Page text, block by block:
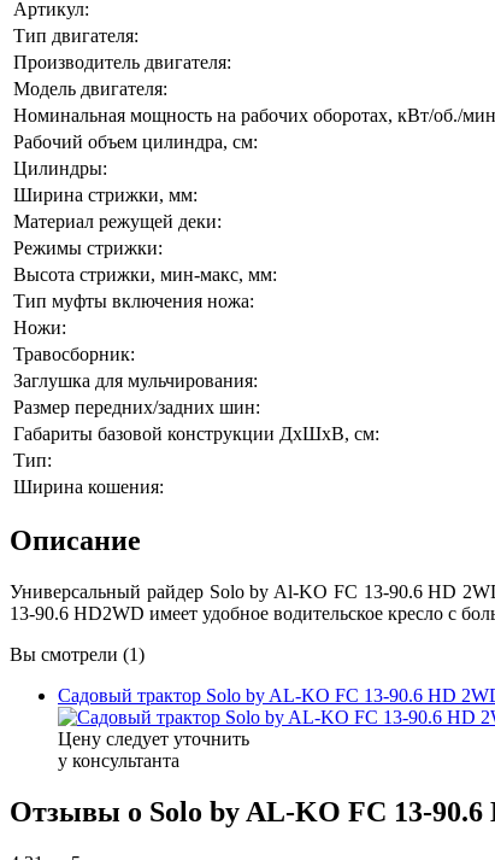
Артикул:
Тип двигателя:
Производитель двигателя:
Модель двигателя:
Номинальная мощность на рабочих оборотах, кВт/об./
Рабочий объем цилиндра, см:
Цилиндры:
Ширина стрижки, мм:
Материал режущей деки:
Режимы стрижки:
Высота стрижки, мин-макс, мм:
Тип муфты включения ножа:
Ножи:
Травосборник:
Заглушка для мульчирования:
Размер передних/задних шин:
Габариты базовой конструкции ДхШхВ, см:
Тип:
Ширина кошения:
Описание
Универсальный райдер Solo by Al-KO FC 13-90.6 HD
13-90.6 HD2WD имеет удобное водительское кресло с
Вы смотрели (1)
Садовый трактор Solo by AL-KO FC 13-90.6 HD
Цену следует уточнить
у консультанта
Отзывы о Solo by AL-KO FC 13-90.6